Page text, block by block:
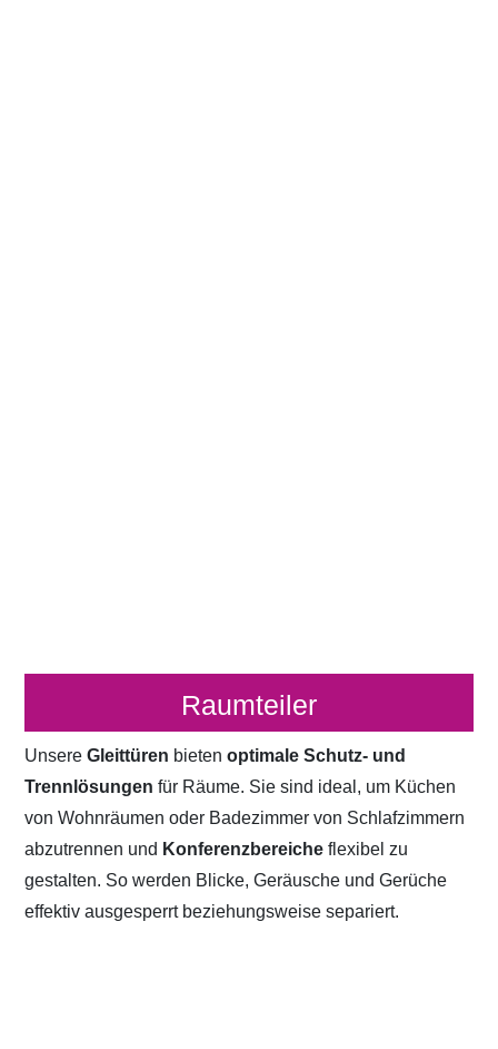
Raumteiler
UnsereGleittüren bietenoptimale Schutz- und
Trennlösungen für Räume. Sie sind ideal, um Küchen
von Wohnräumen oder Badezimmer von Schlafzimmern
abzutrennen und Konferenzbereicheflexibel zu
gestalten. So werden Blicke, Geräusche und Gerüche
effektiv ausgesperrt beziehungsweise separiert.